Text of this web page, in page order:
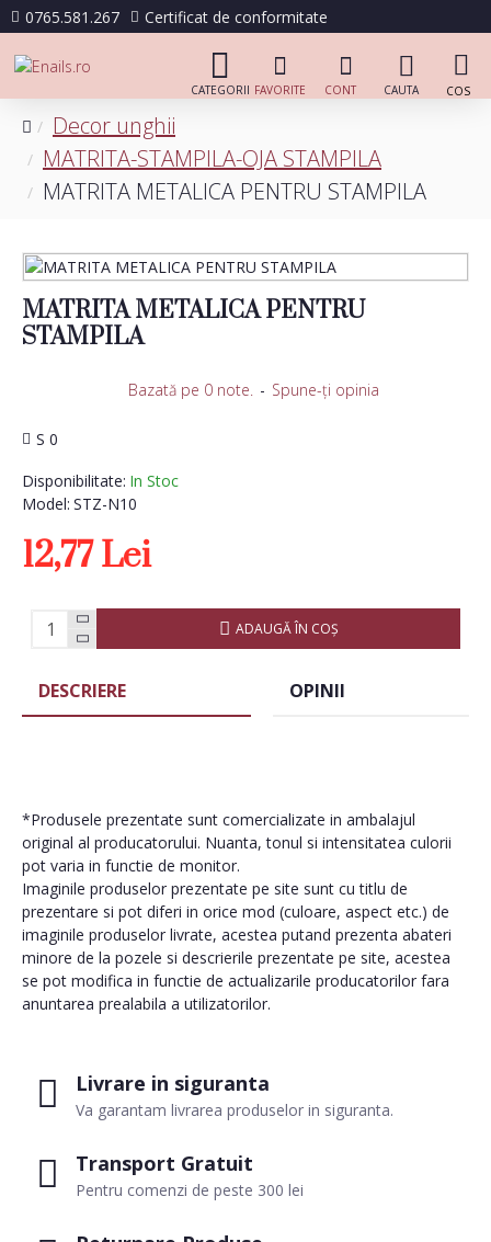
0765.581.267 Certificat de conformitate
Decor unghii
MATRITA-STAMPILA-OJA STAMPILA
MATRITA METALICA PENTRU STAMPILA
MATRITA METALICA PENTRU
STAMPILA
Disponibilitate: In Stoc
Model: STZ-N10
S 0
Bazată pe 0 note. - Spune-ţi opinia
12,77 Lei
ADAUGĂ ÎN COŞ
Livrare in siguranta
Va garantam livrarea produselor in siguranta.
Transport Gratuit
Pentru comenzi de peste 300 lei
DESCRIERE OPINII
*Produsele prezentate sunt comercializate in ambalajul
original al producatorului. Nuanta, tonul si intensitatea culorii
pot varia in functie de monitor.
Imaginile produselor prezentate pe site sunt cu titlu de
prezentare si pot diferi in orice mod (culoare, aspect etc.) de
imaginile produselor livrate, acestea putand prezenta abateri
minore de la pozele si descrierile prezentate pe site, acestea
se pot modifica in functie de actualizarile producatorilor fara
anuntarea prealabila a utilizatorilor.